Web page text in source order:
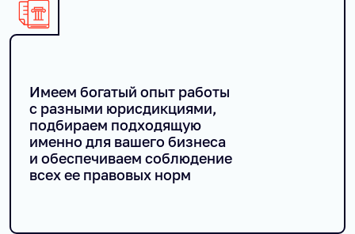
Имеем богатый опыт работы
с разными юрисдикциями,
подбираем подходящую
именно для вашего бизнеса
и обеспечиваем соблюдение
всех ее правовых норм